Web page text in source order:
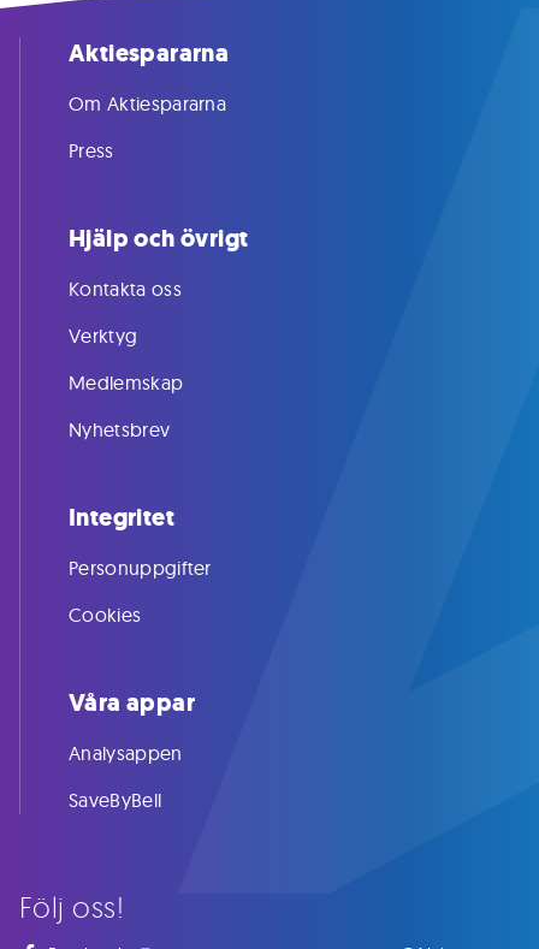
Följ oss!
Aktiespararna
Om Aktiespararna
Press
Hjälp och övrigt
Kontakta oss
Verktyg
Medlemskap
Nyhetsbrev
Integritet
Personuppgifter
Cookies
Våra appar
Analysappen
SaveByBell